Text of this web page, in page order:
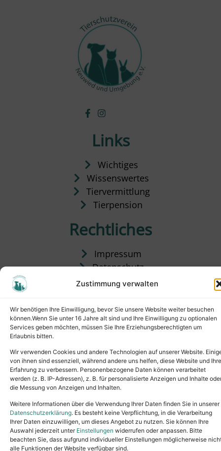
Zustimmung verwalten
Wir benötigen Ihre Einwilligung, bevor Sie unsere Website weiter besuchen
können.Wenn Sie unter 16 Jahre alt sind und Ihre Einwilligung zu optionalen
Services geben möchten, müssen Sie Ihre Erziehungsberechtigten um
Erlaubnis bitten.
Wir verwenden Cookies und andere Technologien auf unserer Website.
von ihnen sind essenziell, während andere uns helfen, diese Website und Ihre
Erfahrung zu verbessern. Personenbezogene Daten können verarbeitet
werden (z. B. IP-Adressen), z. B. für personalisierte Anzeigen und Inhalte
die Messung von Anzeigen und Inhalten.
Weitere Informationen über die Verwendung Ihrer Daten finden Sie in unserer
Datenschutzerklärung. Es besteht keine Verpflichtung, in die Verarbeitung
Ihrer Daten einzuwilligen, um dieses Angebot zu nutzen. Sie können Ihre
Auswahl jederzeit unter Einstellungen widerrufen oder anpassen. Bitte
beachten Sie, dass aufgrund individueller Einstellungen möglicherweise
alle Funktionen der Website verfügbar sind.
Links
Wichtiges
Wissenswertes
Tiervermittlung
Tierpension
Rechtliches
Impressum
Datenschutz
Satzung
Copyright © 2024. All rights reserved.
Tel.: (02631) 55356buero@tierheim-neuwied.de
Ludwigshof 1, 56567 Neuwied